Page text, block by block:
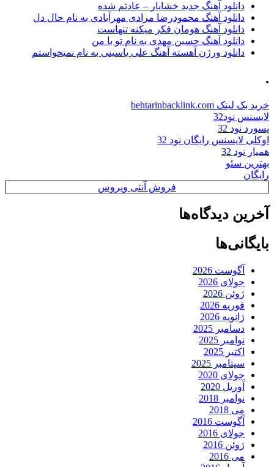
دانلود آهنگ جدید خشایار – عادتم شده
دانلود آهنگ محمودرضا مرادی مهرآبادی به نام حال دل
دانلود آهنگ هومان فکر میکنه تنهاست
دانلود آهنگ حسین مهدی به نام تو با من
دانلود ورژن آهسته آهنگ علی یاسینی به نام نمیخواستم
.
خرید بک لینک behtarinbacklink.com
لایسنس نود32
پسورد نود 32
اوکلی لایسنس رایگان نود 32
همیار نود 32
بهترین سئو
رایگان
فروش آنتی ویروس
آخرین دیدگاه‌ها
بایگانی‌ها
آگوست 2026
جولای 2026
ژوئن 2026
فوریه 2026
ژانویه 2026
دسامبر 2025
نوامبر 2025
اکتبر 2025
سپتامبر 2025
جولای 2020
آوریل 2020
نوامبر 2018
می 2018
آگوست 2016
جولای 2016
ژوئن 2016
می 2016